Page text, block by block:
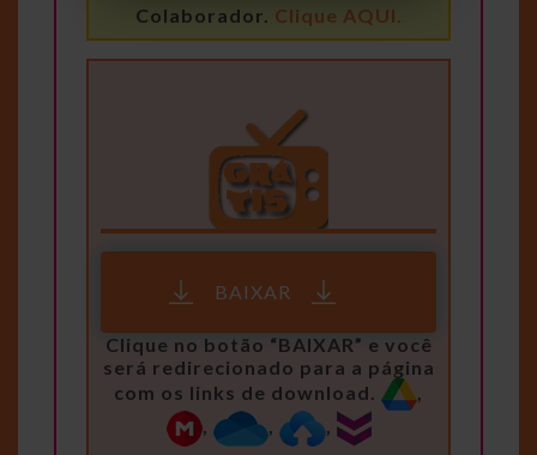
Colaborador. Clique AQUI.
BAIXAR
Clique no botão “BAIXAR” e você
será redirecionado para a página
com os links de download.
,
, ,